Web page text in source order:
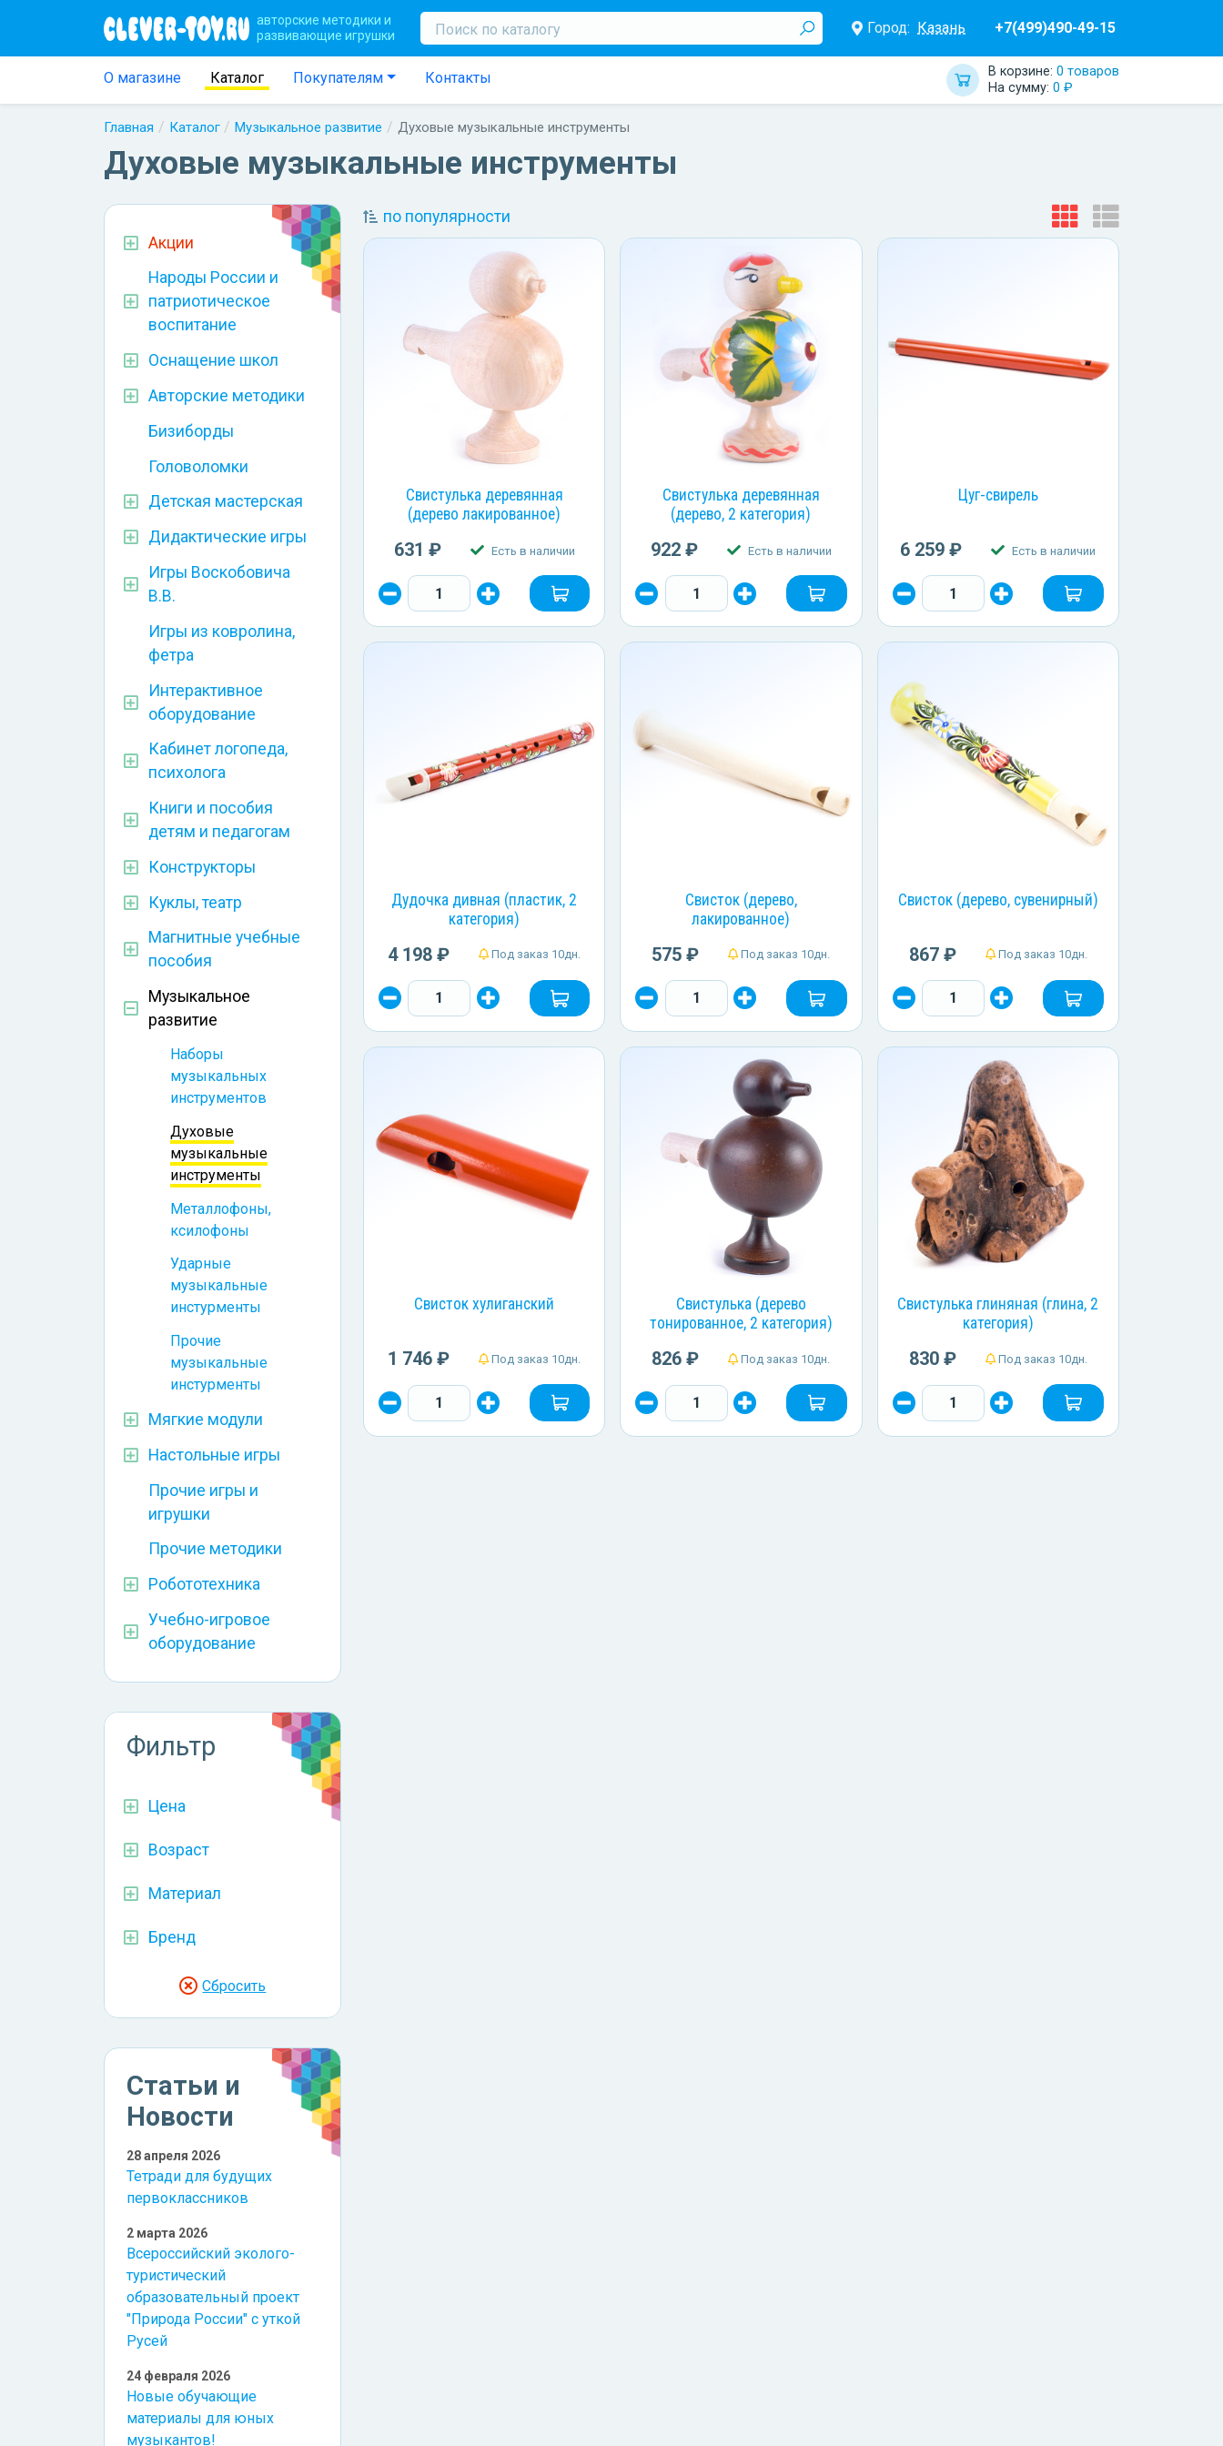
авторские методики и
развивающие игрушки
Город: Казань +7(499)490-49-15
О магазине Каталог Покупателям Контакты В корзине: 0 товаров
На сумму: 0 ₽
Главная Каталог Музыкальное развитие Духовые музыкальные инструменты
Духовые музыкальные инструменты
Акции
Народы России и
патриотическое
воспитание
Оснащение школ
Авторские методики
Бизиборды
Головоломки
Детская мастерская
Дидактические игры
Игры Воскобовича
В.В.
Игры из ковролина,
фетра
Интерактивное
оборудование
Кабинет логопеда,
психолога
Книги и пособия
детям и педагогам
Конструкторы
Куклы, театр
Магнитные учебные
пособия
Музыкальное
развитие
Наборы
музыкальных
инструментов
Духовые
музыкальные
инструменты
Металлофоны,
ксилофоны
Ударные
музыкальные
инстурменты
Прочие
музыкальные
инстурменты
Мягкие модули
Настольные игры
Прочие игры и
игрушки
Прочие методики
Робототехника
Учебно-игровое
оборудование
Фильтр
Цена
Возраст
Материал
Бренд
Сбросить
Статьи и
Новости
28 апреля 2026
Тетради для будущих
первоклассников
2 марта 2026
Всероссийский эколого-
туристический
образовательный проект
"Природа России" с уткой
Русей
24 февраля 2026
Новые обучающие
материалы для юных
музыкантов!
по популярности
Свистулька деревянная
(дерево лакированное)
631 ₽ Есть в наличии
Свистулька деревянная
(дерево, 2 категория)
922 ₽ Есть в наличии
Цуг-свирель
6 259 ₽ Есть в наличии
Дудочка дивная (пластик, 2
категория)
4 198 ₽ Под заказ 10дн.
Свисток (дерево,
лакированное)
575 ₽ Под заказ 10дн.
Свисток (дерево, сувенирный)
867 ₽ Под заказ 10дн.
Свисток хулиганский
1 746 ₽ Под заказ 10дн.
Свистулька (дерево
тонированное, 2 категория)
826 ₽ Под заказ 10дн.
Свистулька глиняная (глина, 2
категория)
830 ₽ Под заказ 10дн.